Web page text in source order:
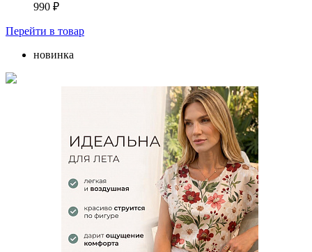
990 ₽
Перейти в товар
новинка